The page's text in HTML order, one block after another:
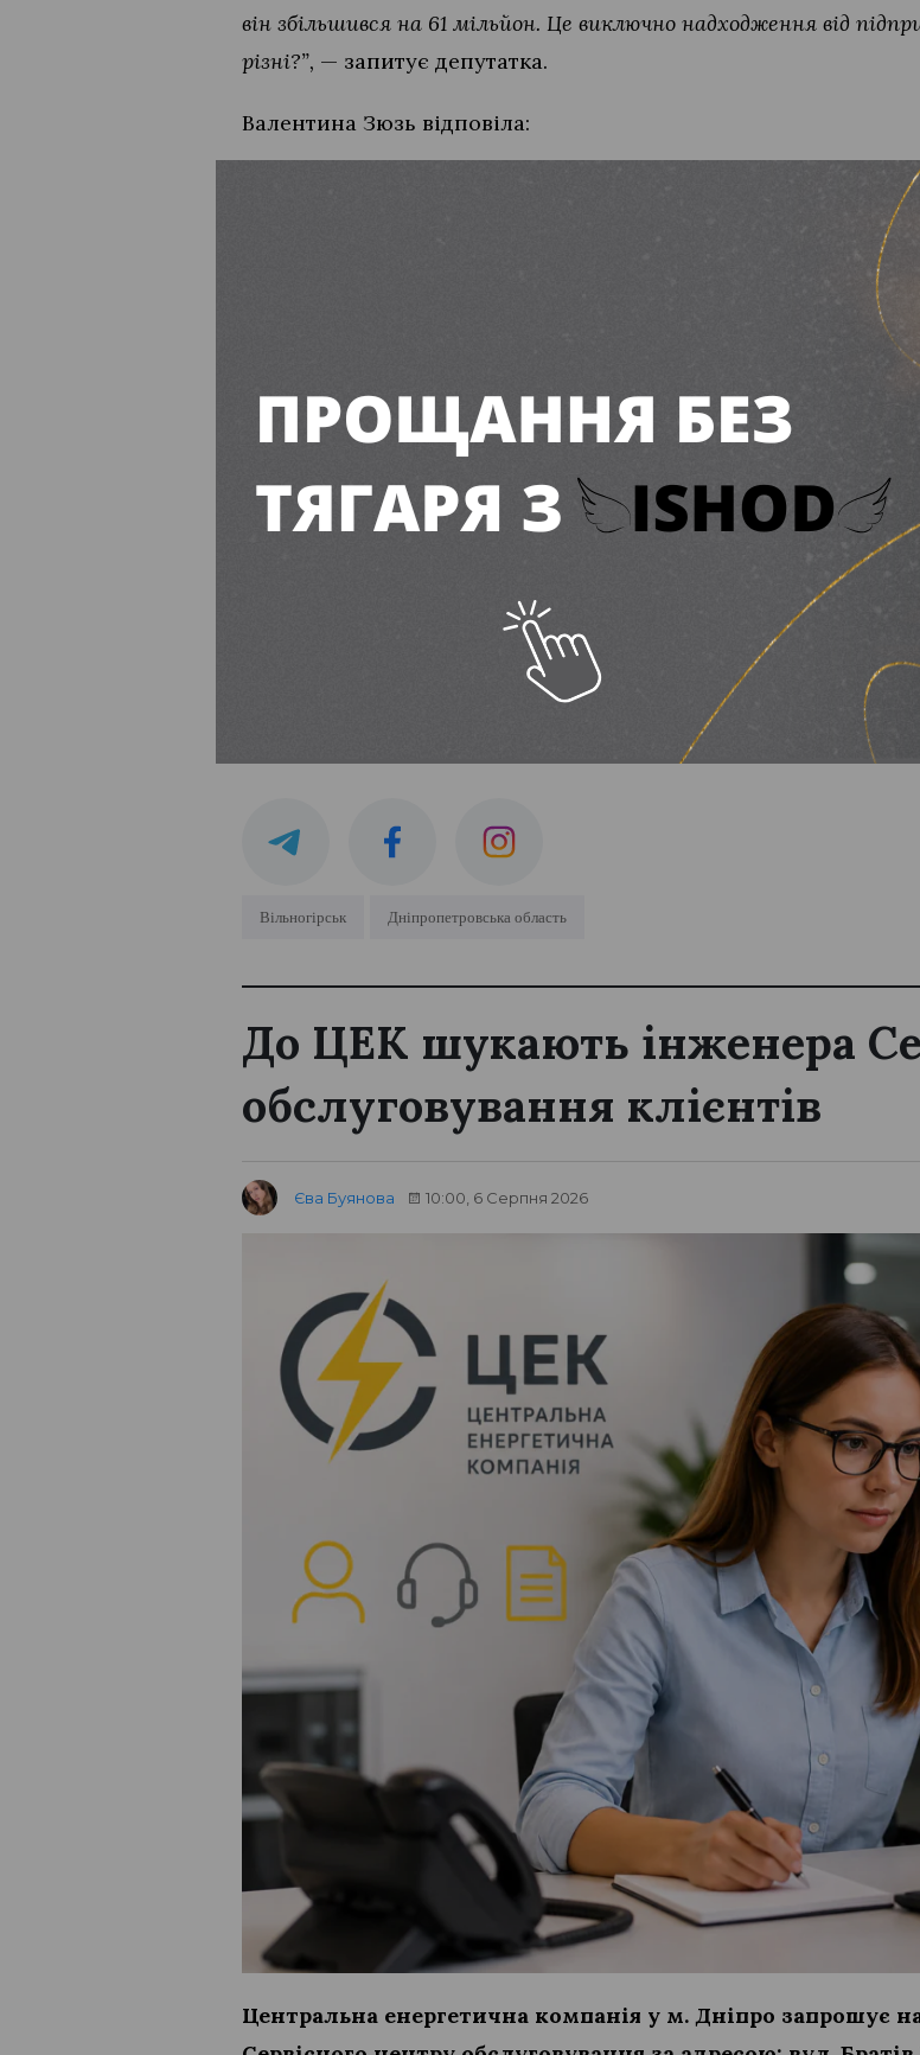
він збільшився на 61 мільйон. Це виключно надходження від
різні?”, — запитує депутатка.
Валентина Зюзь відповіла:
“Там різні підприємства, різні види податків, але значний
податкова служба здійснила аудит цього підприємства і
, що бюджет громади традиційно спирається на
Вільногірський гірничо-металургійний комбінат
податків, що забезпечує значну частину міської скарбниці.
підприємств прямо відображаються на фінансовій
Ситуація із заборгованістю ускладнюється прогнозами
фінансового управління міськради вже зазначали, що
що створює серйозний дефіцит для фінансування міських
Вільногірський комбінат сплачує найбільші податки у міський бюджет:
Вільногірськ Дніпропетровська область
До ЦЕК шукають інженера
обслуговування клієнтів
Єва Буянова 10:00, 6 Серпня 2026
Центральна енергетична компанія у м. Дніпро запрошує